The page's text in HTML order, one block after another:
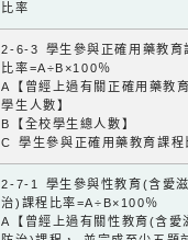
比率
2-6-3 學生參與正確用藥教育
比率=A÷B×100％
A【曾經上過有關正確用藥教
學生人數】
B【全校學生總人數】
C 學生參與正確用藥教育課程
2-7-1 學生參與性教育(含愛
治)課程比率=A÷B×100％
A【曾經上過有關性教育(含愛